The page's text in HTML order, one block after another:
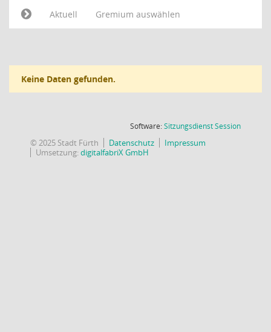
Aktuell
Gremium auswählen
Keine Daten gefunden.
Software:SitzungsdienstSession(Wird in
© 2025 Stadt Fürth Datenschutz
Impressum
Umsetzung:digitalfabriX GmbH